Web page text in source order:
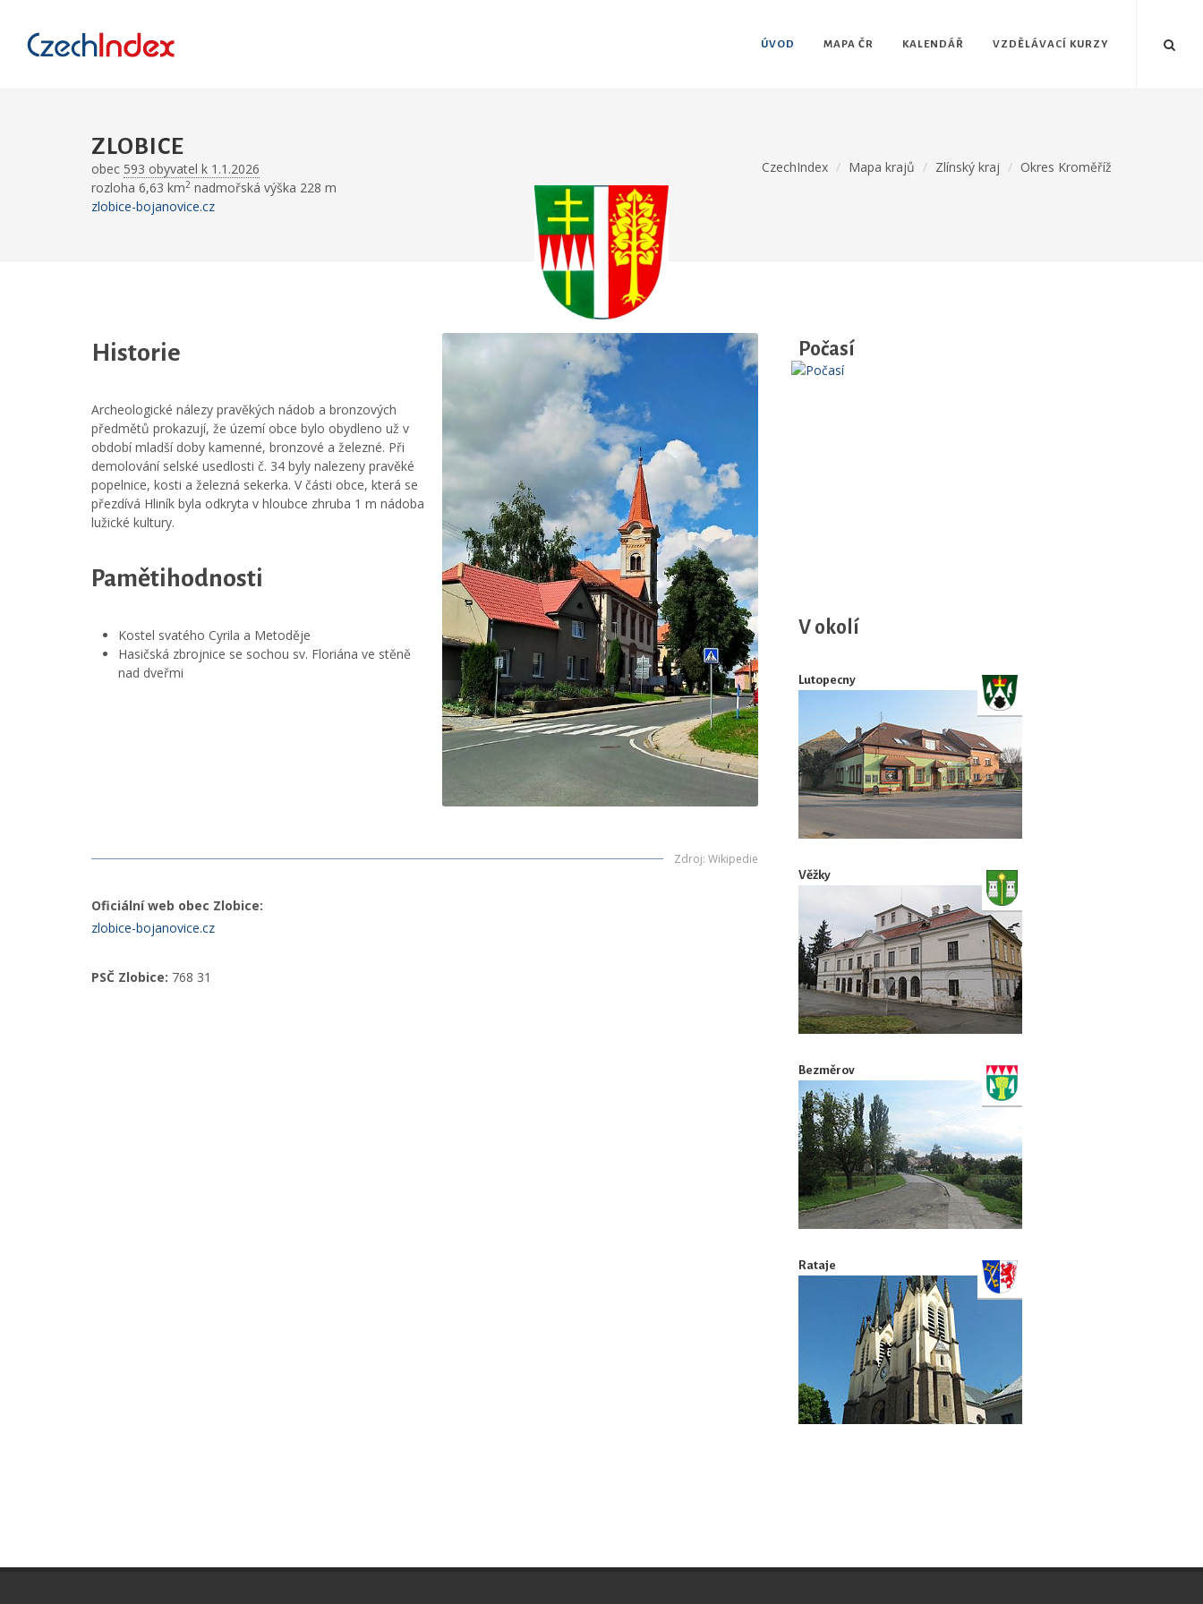
ÚVOD MAPA ČR KALENDÁŘ VZDĚLÁVACÍ KURZY
ZLOBICE
obec 593 obyvatel k 1.1.2026
rozloha 6,63 km2 nadmořská výška 228 m
zlobice-bojanovice.cz
CzechIndex Mapa krajů Zlínský kraj Okres Kroměříž
Historie
Archeologické nálezy pravěkých nádob a bronzových
předmětů prokazují, že území obce bylo obydleno už v
období mladší doby kamenné, bronzové a železné. Při
demolování selské usedlosti č. 34 byly nalezeny pravěké
popelnice, kosti a železná sekerka. V části obce, která se
přezdívá Hliník byla odkryta v hloubce zhruba 1 m nádoba
lužické kultury.
Pamětihodnosti
Kostel svatého Cyrila a Metoděje
Hasičská zbrojnice se sochou sv. Floriána ve stěně
nad dveřmi
Zdroj: Wikipedie
Oficiální web obec Zlobice:
zlobice-bojanovice.cz
PSČ Zlobice: 768 31
Počasí
V okolí
Lutopecny
Věžky
Bezměrov
Rataje